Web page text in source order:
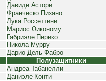
Давиде Астори
Франческо Пизано
Лука Россеттини
Мариос Оиконому
Габриэле Перико
Никола Мурру
Дарио Дель Фабро
Полузащитники
Андреа Табанелли
Даниэле Конти